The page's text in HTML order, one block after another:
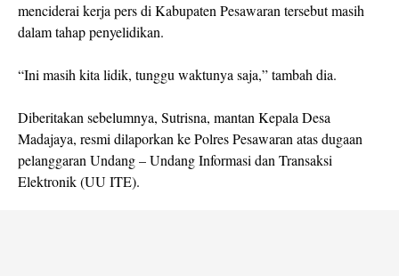
menciderai kerja pers di Kabupaten Pesawaran tersebut masih
dalam tahap penyelidikan.
“Ini masih kita lidik, tunggu waktunya saja,” tambah dia.
Diberitakan sebelumnya, Sutrisna, mantan Kepala Desa
Madajaya, resmi dilaporkan ke Polres Pesawaran atas dugaan
pelanggaran Undang – Undang Informasi dan Transaksi
Elektronik (UU ITE).